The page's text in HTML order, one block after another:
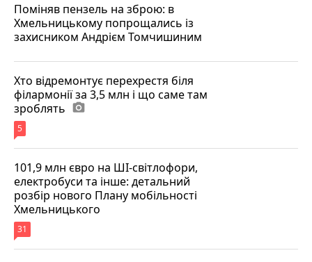
Поміняв пензель на зброю: в
Хмельницькому попрощались із
захисником Андрієм Томчишиним
Хто відремонтує перехрестя біля
філармонії за 3,5 млн і що саме там
зроблять photo_camera
5
101,9 млн євро на ШІ-світлофори,
електробуси та інше: детальний
розбір нового Плану мобільності
Хмельницького
31